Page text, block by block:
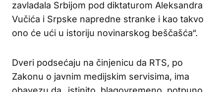
zavladala Srbijom pod diktaturom Aleksandra
Vučića i Srpske napredne stranke i kao takvo
ono će ući u istoriju novinarskog beščašća“.
Dveri podsećaju na činjenicu da RTS, po
Zakonu o javnim medijskim servisima, ima